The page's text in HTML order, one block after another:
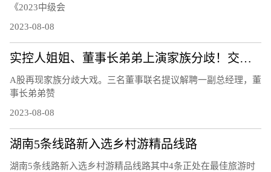
《2023中级会
2023-08-08
实控人姐姐、董事长弟弟上演家族分歧！交易所连夜发函、股价开盘跌12％
A股再现家族分歧大戏。三名董事联名提议解聘一副总经理，董
事长弟弟赞
2023-08-08
湖南5条线路新入选乡村游精品线路
湖南5条线路新入选乡村游精品线路其中4条正处在最佳旅游时